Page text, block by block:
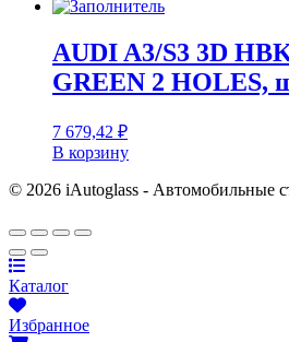
AUDI A3/S3 3D
GREEN 2 HOLES,
7 679,42 ₽
В корзину
© 2026 iAutoglass - Автомобильные
Каталог
Избранное